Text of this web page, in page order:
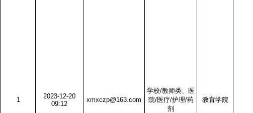
1
2023-12-20
09:12
xmxczp@163.com
学校/教师类、医
院/医疗/护理/药
剂
教育学院